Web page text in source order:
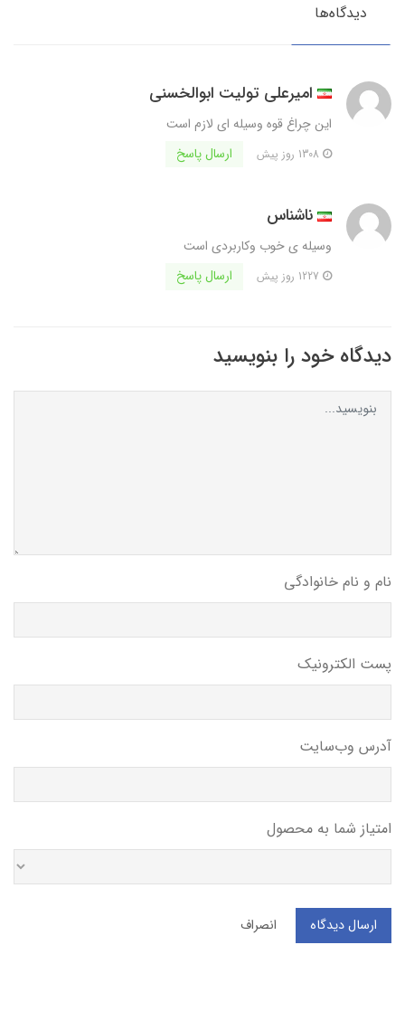
دیدگاه‌ها
امیرعلی تولیت ابوالخسنی
این چراغ قوه وسیله ای لازم است
ارسال پاسخ
ناشناس
وسیله ی خوب وکاربردی است
ارسال پاسخ
دیدگاه خود را بنویسید
نام و نام خانوادگی
پست الکترونیک
آدرس وب‌سایت
امتیاز شما به محصول
ارسال دیدگاه انصراف